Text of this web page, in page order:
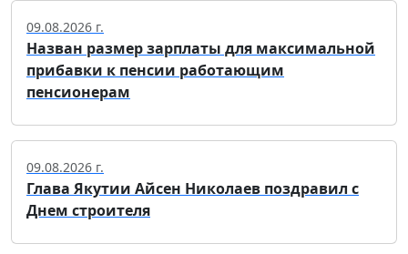
09.08.2026 г.
Назван размер зарплаты для максимальной
прибавки к пенсии работающим
пенсионерам
09.08.2026 г.
Глава Якутии Айсен Николаев поздравил с
Днем строителя